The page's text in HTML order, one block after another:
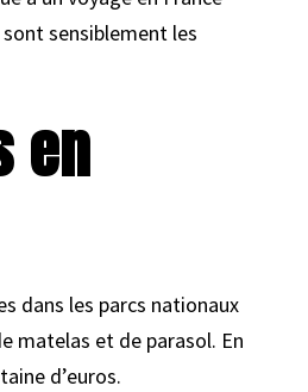
sensiblement les
en
dans les parcs nationaux
matelas et de parasol. En
d’euros.